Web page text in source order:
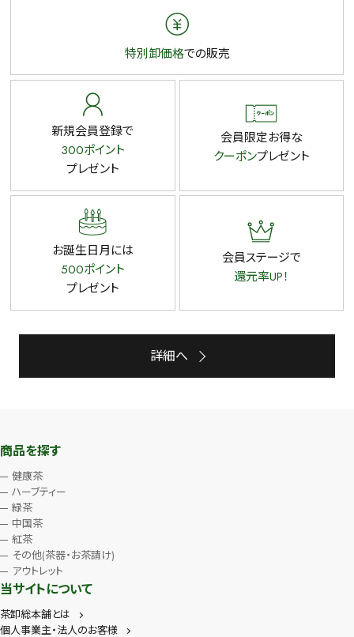
特別卸価格での販売
新規会員登録で
300ポイント
プレゼント
会員限定お得な
クーポンプレゼント
お誕生日月には
500ポイント
プレゼント
会員ステージで
還元率UP！
詳細へ
商品を探す
健康茶
ハーブティー
緑茶
中国茶
紅茶
その他(茶器・お茶請け)
アウトレット
当サイトについて
茶卸総本舗とは
個人事業主・法人のお客様